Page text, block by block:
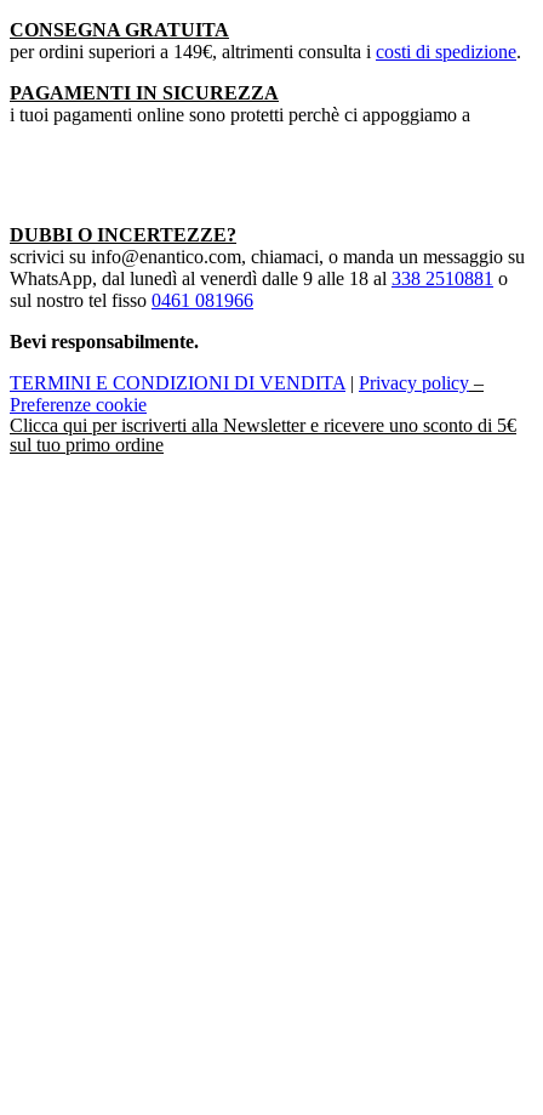
CONSEGNA GRATUITA
per ordini superiori a 149€, altrimenti consulta i costi di spedizione.
PAGAMENTI IN SICUREZZA
i tuoi pagamenti online sono protetti perchè ci appoggiamo a
DUBBI O INCERTEZZE?
scrivici su info@enantico.com, chiamaci, o manda un messaggio su
WhatsApp, dal lunedì al venerdì dalle 9 alle 18 al 338 2510881 o
sul nostro tel fisso 0461 081966
Bevi responsabilmente.
TERMINI E CONDIZIONI DI VENDITA | Privacy policy –
Preferenze cookie
Clicca qui per iscriverti alla Newsletter e ricevere uno sconto di 5€
sul tuo primo ordine